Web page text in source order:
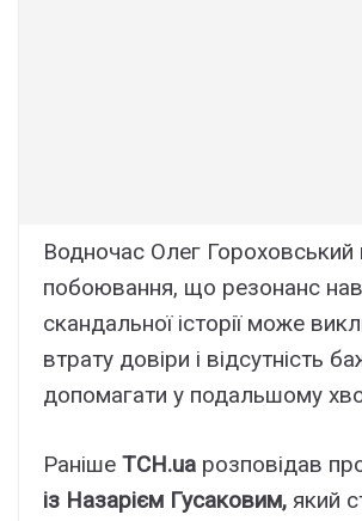
Водночас Олег Гороховський
побоювання, що резонанс
скандальної історії може
втрату довіри і відсутність
допомагати у подальшому
Раніше ТСН.ua розповідав
із Назарієм Гусаковим, який